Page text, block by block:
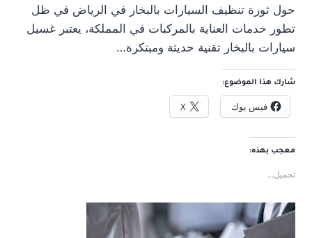
حول ثورة تنظيف السيارات بالبخار في الرياض في ظل
تطور خدمات العناية بالمركبات في المملكة، يعتبر غسيل
سيارات بالبخار تقنية حديثة ومبتكرة…
شارك هذا الموضوع:
فيس بوك X
معجب بهذه:
تحميل...